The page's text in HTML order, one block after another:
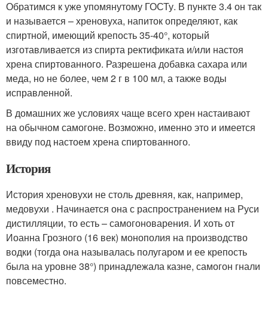
Обратимся к уже упомянутому ГОСТу. В пункте 3.4 он так
и называется – хреновуха, напиток определяют, как
спиртной, имеющий крепость 35-40°, который
изготавливается из спирта ректификата и/или настоя
хрена спиртованного. Разрешена добавка сахара или
меда, но не более, чем 2 г в 100 мл, а также воды
исправленной.
В домашних же условиях чаще всего хрен настаивают
на обычном самогоне. Возможно, именно это и имеется
ввиду под настоем хрена спиртованного.
История
История хреновухи не столь древняя, как, например,
медовухи . Начинается она с распространением на Руси
дистилляции, то есть – самогоноварения. И хоть от
Иоанна Грозного (16 век) монополия на производство
водки (тогда она называлась полугаром и ее крепость
была на уровне 38°) принадлежала казне, самогон гнали
повсеместно.